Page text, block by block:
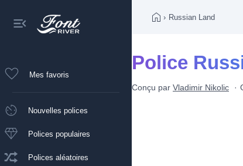
Mes favoris
Nouvelles polices
Polices populaires
Polices aléatoires
› Russian Land
Police
Conçu par Vladimir Nikolic